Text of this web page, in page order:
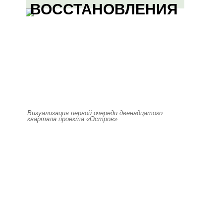
ВОССТАНОВЛЕНИЯ
Визуализация первой очереди двенадцатого
квартала проекта «Остров»